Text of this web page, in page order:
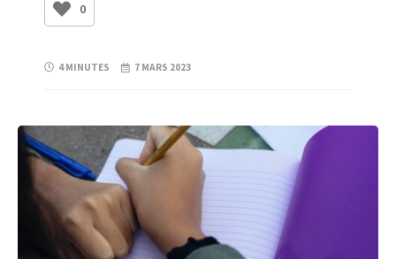
0
4 MINUTES 7 MARS 2023